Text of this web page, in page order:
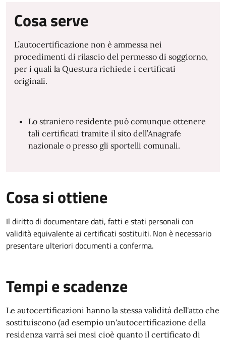
Cosa serve
L’autocertificazione non è ammessa nei
procedimenti di rilascio del permesso di soggiorno,
per i quali la Questura richiede i certificati
originali.
Lo straniero residente può comunque ottenere
tali certificati tramite il sito dell’Anagrafe
nazionale o presso gli sportelli comunali.
Cosa si ottiene
Il diritto di documentare dati, fatti e stati personali con
validità equivalente ai certificati sostituiti. Non è necessario
presentare ulteriori documenti a conferma.
Tempi e scadenze
Le autocertificazioni hanno la stessa validità dell'atto che
sostituiscono (ad esempio un'autocertificazione della
residenza varrà sei mesi cioè quanto il certificato di